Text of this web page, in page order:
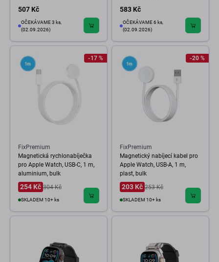
507 Kč
OČEKÁVAME 3 ks,
(02.09.2026)
583 Kč
OČEKÁVAME 6 ks,
(02.09.2026)
-17 %
FixPremium
Magnetická rychlonabíječka
pro Apple Watch, USB-C, 1 m,
aluminium, bulk
254 Kč 304 Kč
SKLADEM 10+ ks
-20 %
FixPremium
Magnetický nabíjecí kabel pro
Apple Watch, USB-A, 1 m,
plast, bulk
203 Kč 253 Kč
SKLADEM 10+ ks